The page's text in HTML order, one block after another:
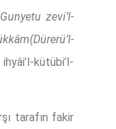
Gunyetu zevi’l-
kütübi’l-
tarafın fakir